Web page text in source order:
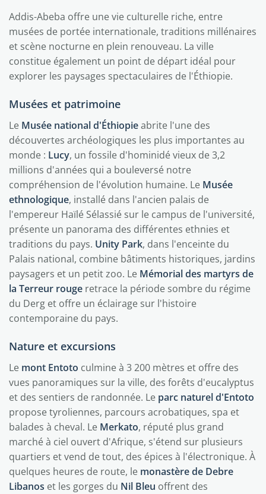
Addis-Abeba offre une vie culturelle riche, entre
musées de portée internationale, traditions millénaires
et scène nocturne en plein renouveau. La ville
constitue également un point de départ idéal pour
explorer les paysages spectaculaires de l'Éthiopie.
Musées et patrimoine
Le Musée national d'Éthiopieabrite l'une des
découvertes archéologiques les plus importantes au
monde : Lucy, un fossile d'hominidé vieux de 3,2
millions d'années qui a bouleversé notre
compréhension de l'évolution humaine. Le Musée
ethnologique, installé dans l'ancien palais de
l'empereur Haïlé Sélassié sur le campus de l'université,
présente un panorama des différentes ethnies et
traditions du pays. Unity Park, dans l'enceinte du
Palais national, combine bâtiments historiques, jardins
paysagers et un petit zoo. Le Mémorial des martyrs de
la Terreur rouge retrace la période sombre du régime
du Derg et offre un éclairage sur l'histoire
contemporaine du pays.
Nature et excursions
Le mont Entoto culmine à 3 200 mètres et offre des
vues panoramiques sur la ville, des forêts d'eucalyptus
et des sentiers de randonnée. Le parc naturel d'Entoto
propose tyroliennes, parcours acrobatiques, spa et
balades à cheval. Le Merkato, réputé plus grand
marché à ciel ouvert d'Afrique, s'étend sur plusieurs
quartiers et vend de tout, des épices à l'électronique. À
quelques heures de route, le monastère de Debre
Libanos et les gorges du Nil Bleu offrent des